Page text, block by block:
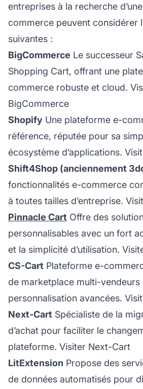
entreprises à la recherche
commerce peuvent considérer
suivantes :
BigCommerce Le successeur
Shopping Cart, offrant une
commerce robuste et cloud.
BigCommerce
Shopify Une plateforme e-
référence, réputée pour sa
écosystème d’applications.
Shift4Shop (anciennement
fonctionnalités e-commerce
à toutes tailles d’entreprise.
Pinnacle Cart Offre des
personnalisables avec un fort
et la simplicité d’utilisation.
CS-Cart Plateforme e-
de marketplace multi-
personnalisation avancées.
Next-Cart Spécialiste de la
d’achat pour faciliter le
plateforme. Visiter Next-Cart
LitExtension Propose des
de données automatisés pour